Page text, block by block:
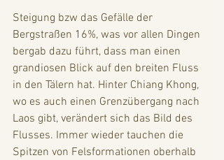
Steigung bzw das Gefälle der
Bergstraßen 16%, was vor allen Dingen
bergab dazu führt, dass man einen
grandiosen Blick auf den breiten Fluss
in den Tälern hat. Hinter Chiang Khong,
wo es auch einen Grenzübergang nach
Laos gibt, verändert sich das Bild des
Flusses. Immer wieder tauchen die
Spitzen von Felsformationen oberhalb